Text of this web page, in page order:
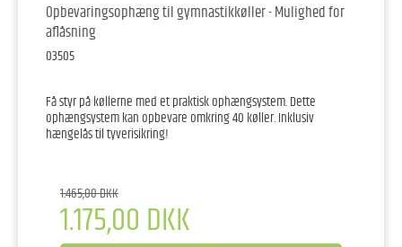
Opbevaringsophæng til gymnastikkøller - Mulighed for
aflåsning
03505
Få styr på køllerne med et praktisk ophængsystem. Dette
ophængsystem kan opbevare omkring 40 køller. Inklusiv
hængelås til tyverisikring!
1.465,00 DKK
1.175,00 DKK